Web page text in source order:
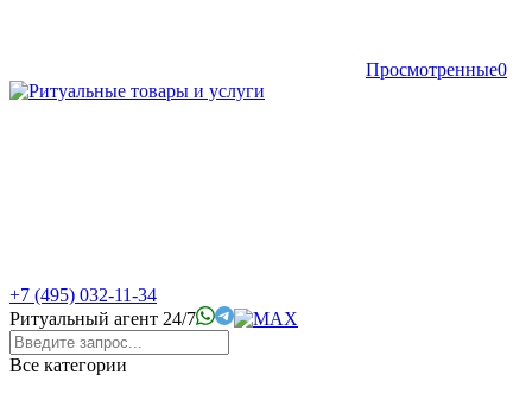
Просмотренные0
+7 (495) 032-11-34
Ритуальный агент 24/7
Все категории